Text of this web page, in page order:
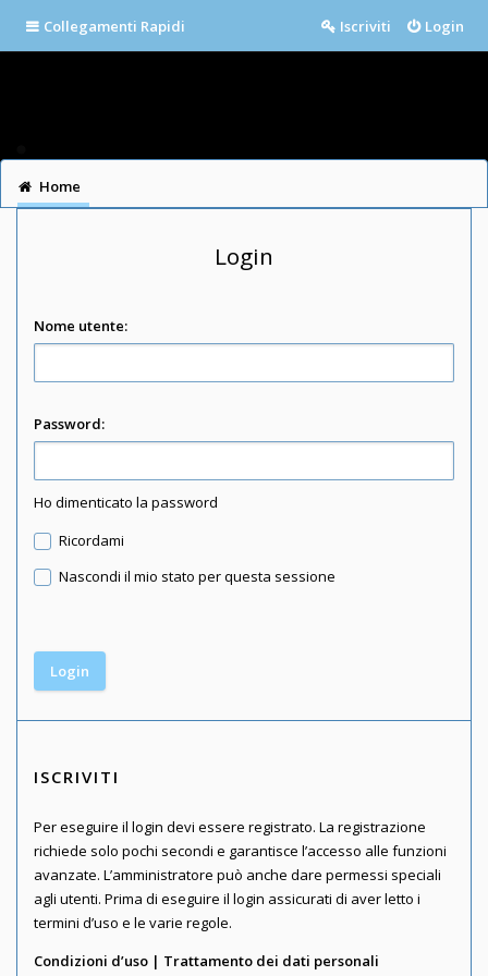
Collegamenti Rapidi Login
Iscriviti
Home
Login
Nome utente:
Password:
Ho dimenticato la password
Ricordami
Nascondi il mio stato per questa sessione
ISCRIVITI
Per eseguire il login devi essere registrato. La registrazione
richiede solo pochi secondi e garantisce l’accesso alle funzioni
avanzate. L’amministratore può anche dare permessi speciali
agli utenti. Prima di eseguire il login assicurati di aver letto i
termini d’uso e le varie regole.
Condizioni d’uso | Trattamento dei dati personali